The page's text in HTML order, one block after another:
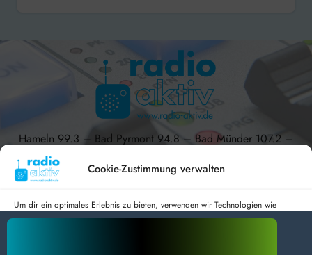
Cookie-Zustimmung verwalten
Um dir ein optimales Erlebnis zu bieten, verwenden wir Technologien wie
Cookies, um Geräteinformationen zu speichern und/oder darauf zuzugreifen.
Hameln 99.3 – Bad Pyrmont 94.8 – Bad Münder 107.2 –
DAB+ 9C
radio aktiv e.V.